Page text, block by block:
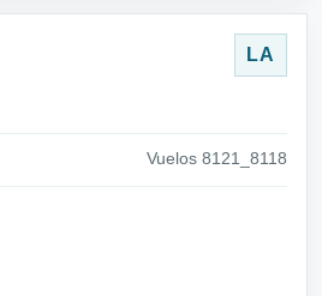
LA
Vuelos 8121_8118